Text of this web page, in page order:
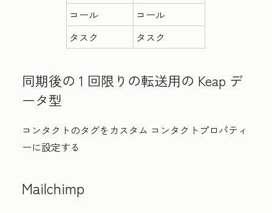
コール
コール
タスク
タスク
同期後の 1 回限りの転送用の Keap デ
ータ型
コンタクトのタグをカスタム コンタクトプロパティ
ーに設定する
Mailchimp